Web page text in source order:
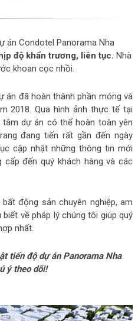
án Condotel Panorama Nha
độ khẩn trương, liên tục. Nhà
khoan cọc nhồi.
án đã hoàn thành phần móng và
2018. Qua hình ảnh thực tế tại
dự án có thể hoàn toàn yên
đang tiến rất gần đến ngày
cập nhật những thông tin mới
đến quý khách hàng và các
động sản chuyên nghiệp, am
về pháp lý chúng tôi giúp quý
nhất.
tiến độ dự án Panorama Nha
ý theo dõi!